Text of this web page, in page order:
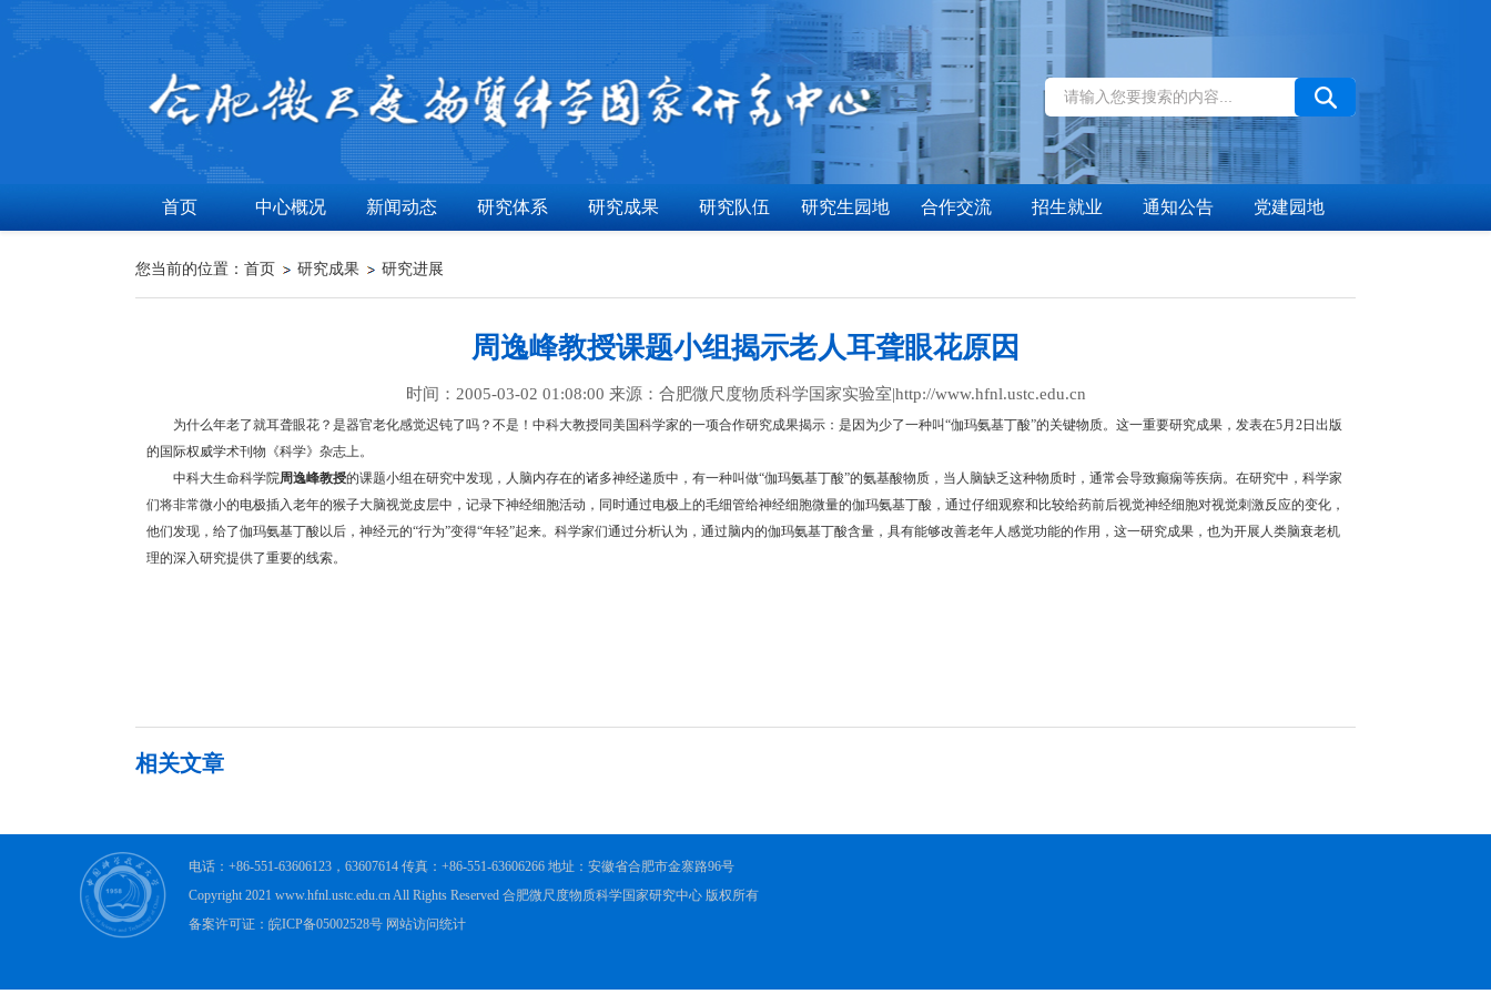
首页 中心概况 新闻动态 研究体系 研究成果 研究队伍 研究生园地 合作交流 招生就业 通知公告 党建园地
您当前的位置： 首页 研究成果 研究进展
周逸峰教授课题小组揭示老人耳聋眼花原因
时间：2005-03-02 01:08:00 来源：合肥微尺度物质科学国家实验室|http://www.hfnl.ustc.edu.cn
为什么年老了就耳聋眼花？是器官老化感觉迟钝了吗？不是！中科大教授同美国科学家的一项合作研究成果揭示：是因为少了一种叫“伽玛氨基丁酸”的关键物质。这一重要研究成果，发表在5月 2日 出版
的国际权威学术刊物《科学》杂志上。
中科大生命科学院周逸峰教授的课题小组在研究中发现，人脑内存在的诸多神经递质中，有一种叫做“伽玛氨基丁酸”的氨基酸物质，当人脑缺乏这种物质时，通常会导致癫痫等疾病。在研究中，科学家
们将非常微小的电极插入老年的猴子大脑视觉皮层中，记录下神经细胞活动，同时通过电极上的毛细管给神经细胞微量的伽玛氨基丁酸，通过仔细观察和比较给药前后视觉神经细胞对视觉刺激反应的变化，
他们发现，给了伽玛氨基丁酸以后，神经元的“行为”变得“年轻”起来。科学家们通过分析认为，通过脑内的伽玛氨基丁酸含量，具有能够改善老年人感觉功能的作用，这一研究成果，也为开展人类脑衰老机
理的深入研究提供了重要的线索。
相关文章
电话：+86-551-63606123，63607614 传真：+86-551-63606266 地址：安徽省合肥市金寨路96号
Copyright 2021 www.hfnl.ustc.edu.cn All Rights Reserved 合肥微尺度物质科学国家研究中心 版权所有
备案许可证：皖ICP备05002528号 网站访问统计